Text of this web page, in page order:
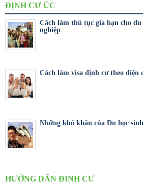
ĐỊNH CƯ ÚC
Cách làm thủ tục gia hạn cho du
nghiệp
Cách làm visa định cư theo
Những khó khăn của Du học
HƯỚNG DẨN ĐỊNH CƯ